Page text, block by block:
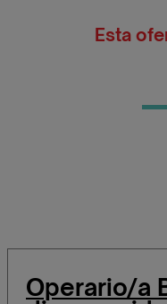
Esta
Operario/a